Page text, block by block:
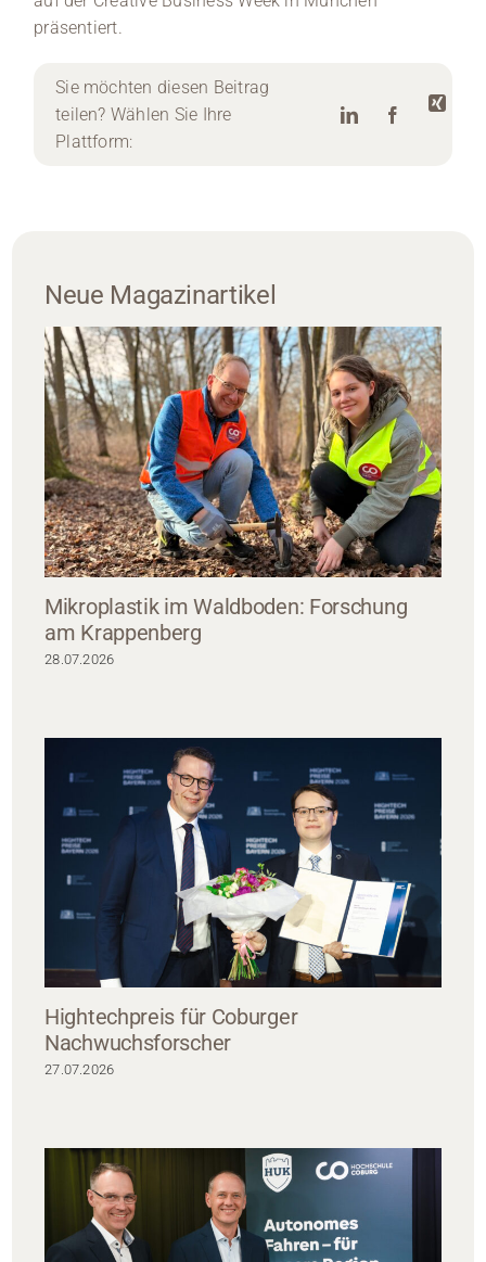
präsentiert.
Sie möchten diesen Beitrag
teilen? Wählen Sie Ihre
Plattform:
Neue Magazinartikel
Mikroplastik im Waldboden: Forschung
am Krappenberg
28.07.2026
Hightechpreis für Coburger
Nachwuchsforscher
27.07.2026